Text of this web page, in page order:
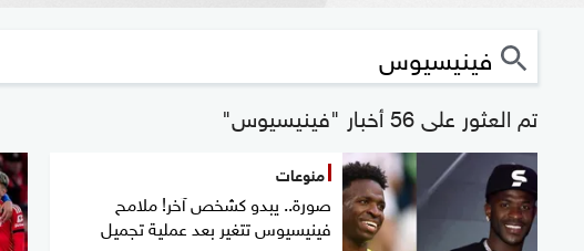
تم العثور على 56 أخبار "فينيسيوس"
منوعات
صورة.. يبدو كشخص آخر! ملامح
فينيسيوس تتغير بعد عملية تجميل